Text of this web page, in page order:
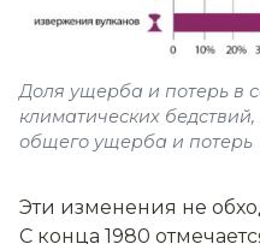
Доля ущерба и потерь в
климатических
общего ущерба и потерь
Эти изменения не
С конца 1980